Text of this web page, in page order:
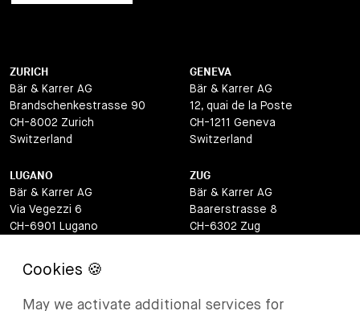
ZURICH
Bär & Karrer AG
Brandschenkestrasse 90
CH-8002 Zurich
Switzerland
GENEVA
Bär & Karrer AG
12, quai de la Poste
CH-1211 Geneva
Switzerland
LUGANO
Bär & Karrer AG
Via Vegezzi 6
CH-6901 Lugano
ZUG
Bär & Karrer AG
Baarerstrasse 8
CH-6302 Zug
BASEL
May we activate additional services for